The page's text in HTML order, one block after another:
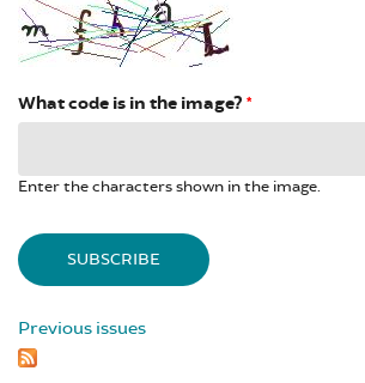
What code is in the image? *
Enter the characters shown in the image.
Previous issues